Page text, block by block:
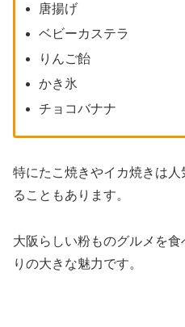
唐揚げ
ベビーカステラ
りんご飴
かき氷
チョコバナナ
特にたこ焼きやイカ焼きは
ることもあります。
大阪らしい粉ものグルメを
りの大きな魅力です。